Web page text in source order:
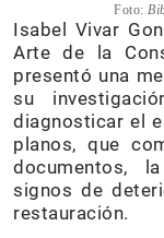
Foto:
Isabel Vivar
Arte de la
presentó una
su
diagnosticar el
planos, que
documentos,
signos de
restauración.